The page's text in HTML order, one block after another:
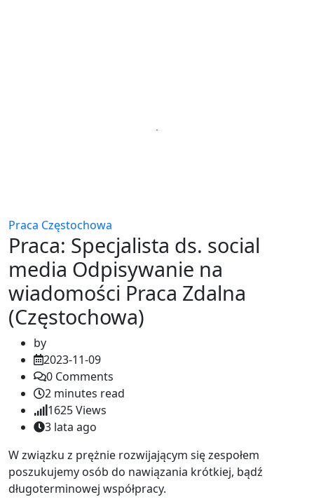
Praca Częstochowa
Praca: Specjalista ds. social
media Odpisywanie na
wiadomości Praca Zdalna
(Częstochowa)
by
2023-11-09
0 Comments
2 minutes read
1625Views
3 lata ago
W związku z prężnie rozwijającym się zespołem
poszukujemy osób do nawiązania krótkiej, bądź
długoterminowej współpracy.